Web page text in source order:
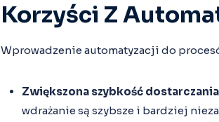
Korzyści Z
Wprowadzenie automatyzacji do
Zwiększona szybkość
wdrażanie są szybsze i bardziej